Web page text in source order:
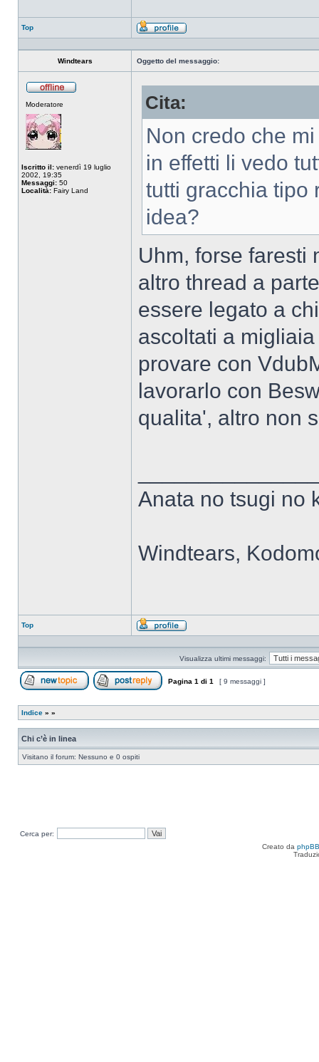
Top
Profilo
Windtears Oggetto del messaggio:
Moderatore
Iscritto il: venerdì 19 luglio
2002, 19:35
Messaggi: 50
Località: Fairy Land
Cita:
Non credo che
in effetti li vedo
tutti gracchia tipo
idea?
Uhm, forse faresti
altro thread a
essere legato a
ascoltati a
provare con
lavorarlo con
qualita', altro non
Anata no tsugi no
Windtears,
Top
Profilo
Visualizza ultimi messaggi:
Pagina 1 di 1 [ 9 messaggi ]
Indice » »
Chi c’è in linea
Visitano il forum: Nessuno e 0 ospiti
Cerca per:
Creato da phpBB